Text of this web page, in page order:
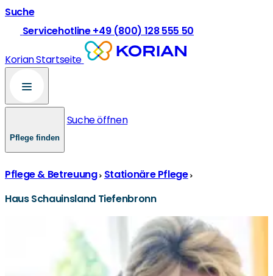
Suche
Servicehotline +49 (800) 128 555 50
Korian Startseite
Pflege finden
Suche öffnen
Pflege & Betreuung Stationäre Pflege
Haus Schauinsland Tiefenbronn